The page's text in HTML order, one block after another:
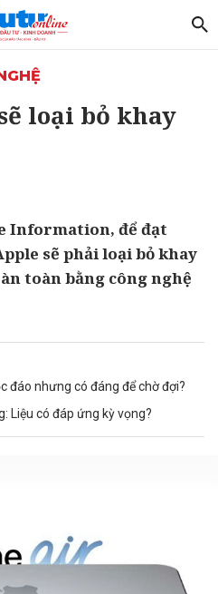
loại bỏ khay
Information, để đạt
sẽ phải loại bỏ khay
toàn bằng công nghệ
đáo nhưng có đáng để chờ đợi?
Liệu có đáp ứng kỳ vọng?